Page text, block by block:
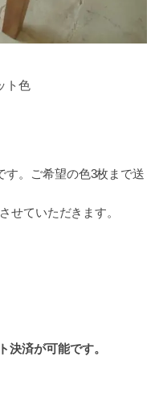
ト色
す。ご希望の色3枚まで送
せていただきます。
決済が可能です。